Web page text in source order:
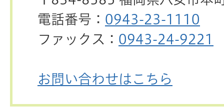
電話番号： 0943-23-1110
ファックス： 0943-24-9221
お問い合わせはこちら